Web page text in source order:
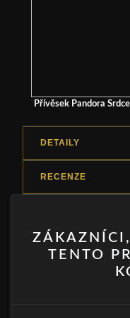
Přívěsek Pandora
DETAILY
RECENZE
TENTO